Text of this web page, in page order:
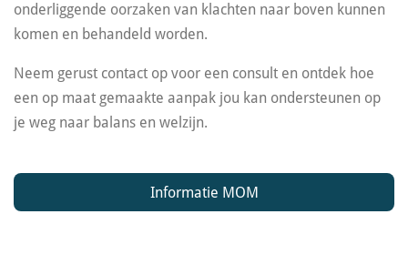
onderliggende oorzaken van klachten naar boven kunnen
komen en behandeld worden.
Neem gerust contact op voor een consult en ontdek hoe
een op maat gemaakte aanpak jou kan ondersteunen op
je weg naar balans en welzijn.
Informatie MOM